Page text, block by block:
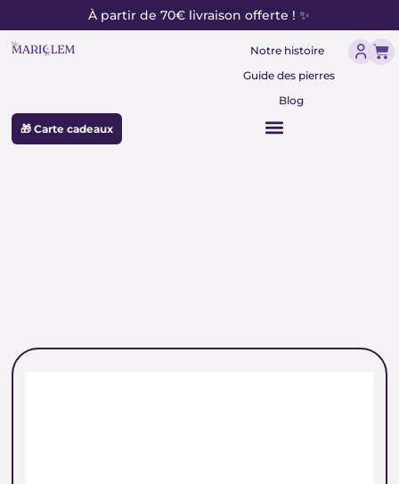
au
contenu
À partir de 70€ livraison offerte ! ✨
Notre histoire
Guide des pierres
Blog
🎁 Carte cadeaux